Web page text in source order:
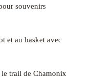
souvenirs
et au basket avec
trail de Chamonix